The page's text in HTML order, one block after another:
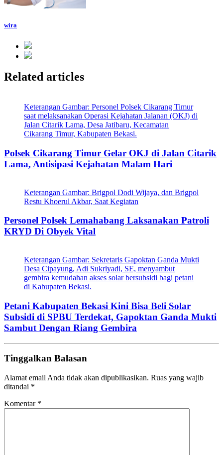
wira
Related articles
Keterangan Gambar: Personel Polsek Cikarang Timur
saat melaksanakan Operasi Kejahatan Jalanan (OKJ) di
Jalan Citarik Lama, Desa Jatibaru, Kecamatan
Cikarang Timur, Kabupaten Bekasi.
Polsek Cikarang Timur Gelar OKJ di Jalan Citarik
Lama, Antisipasi Kejahatan Malam Hari
Keterangan Gambar: Brigpol Dodi Wijaya, dan Brigpol
Restu Khoerul Akbar, Saat Kegiatan
Personel Polsek Lemahabang Laksanakan Patroli
KRYD Di Obyek Vital
Keterangan Gambar: Sekretaris Gapoktan Ganda Mukti
Desa Cipayung, Adi Sukriyadi, SE, menyambut
gembira kemudahan akses solar bersubsidi bagi petani
di Kabupaten Bekasi.
Petani Kabupaten Bekasi Kini Bisa Beli Solar
Subsidi di SPBU Terdekat, Gapoktan Ganda Mukti
Sambut Dengan Riang Gembira
Tinggalkan Balasan
Alamat email Anda tidak akan dipublikasikan. Ruas yang wajib
ditandai *
Komentar *